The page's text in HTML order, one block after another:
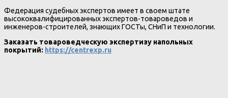
Федерация судебных экспертов имеет в своем штате
высококвалифицированных экспертов-товароведов и
инженеров-строителей, знающих ГОСТы, СНиП и технологии.
Заказать товароведческую экспертизу напольных
покрытий: https://centrexp.ru